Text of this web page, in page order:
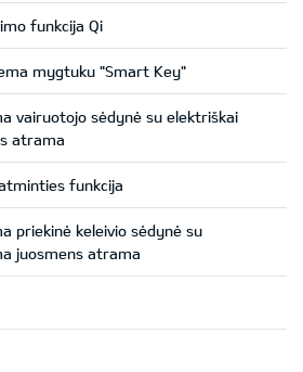
funkcija Qi
mygtuku "Smart Key"
vairuotojo sėdynė su elektriškai
atrama
funkcija
priekinė keleivio sėdynė su
juosmens atrama